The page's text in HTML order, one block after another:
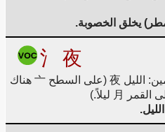
يخلق الخصوبة.
氵 夜
اليسار: الماء 氵، اليمين: الليل 夜 (على السطح 亠 هناك